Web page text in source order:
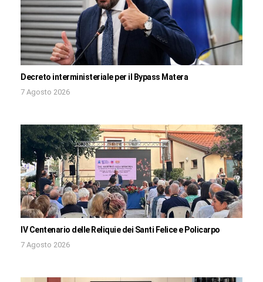
Decreto interministeriale per il Bypass Matera
7 Agosto 2026
IV Centenario delle Reliquie dei Santi Felice e Policarpo
7 Agosto 2026